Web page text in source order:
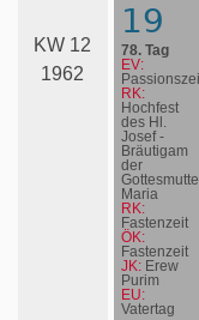
KW 12
1962
19
78. Tag
EV:
RK:
Hochfest
des Hl.
Josef -
Bräutigam
der
Maria
RK:
Fastenzeit
ÖK:
Fastenzeit
JK: Erew
Purim
EU:
Vatertag